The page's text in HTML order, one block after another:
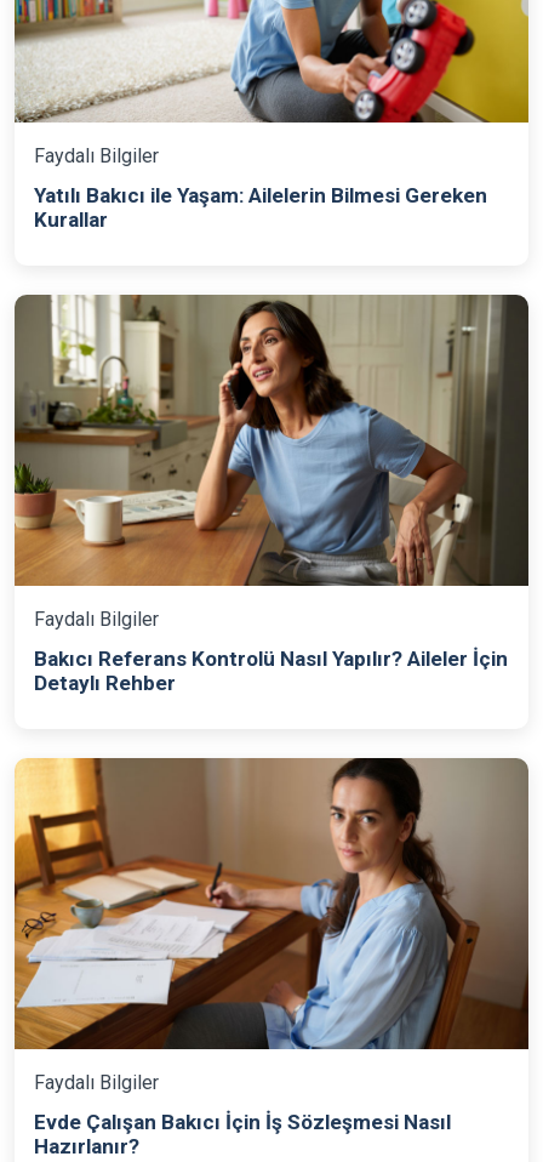
Faydalı Bilgiler
Yatılı Bakıcı ile Yaşam: Ailelerin Bilmesi Gereken
Kurallar
Faydalı Bilgiler
Bakıcı Referans Kontrolü Nasıl Yapılır? Aileler İçin
Detaylı Rehber
Faydalı Bilgiler
Evde Çalışan Bakıcı İçin İş Sözleşmesi Nasıl
Hazırlanır?